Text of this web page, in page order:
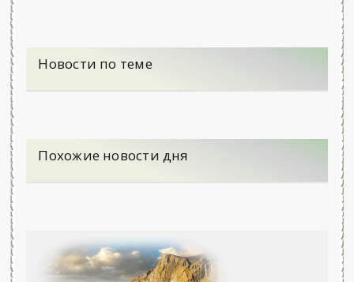
Новости по теме
Похожие новости дня